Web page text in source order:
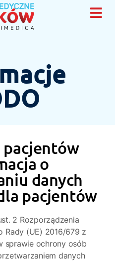
pacjentów
o
danych
pacjentów
2 Rozporządzenia
Rady (UE) 2016/679 z
sprawie ochrony osób
danych